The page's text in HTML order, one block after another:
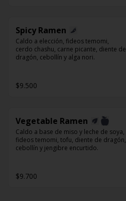
Spicy Ramen
Caldo a elección, fideos temomi,
cerdo chashu, carne picante, diente de
dragón, cebollín y alga nori.
$9.500
Vegetable Ramen
Caldo a base de miso y leche de soya,
fideos temomi, tofu, diente de dragón,
cebollín y jengibre encurtido.
$9.700